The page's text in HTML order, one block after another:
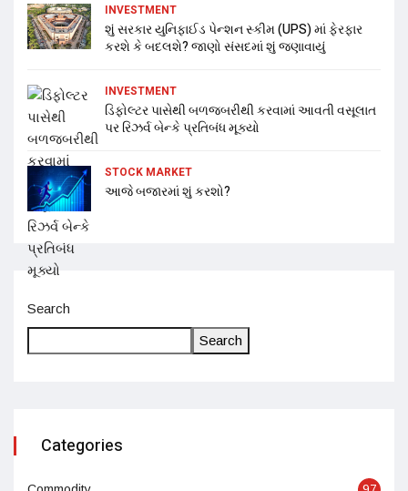
INVESTMENT
શું સરકાર યુનિફાઈડ પેન્શન સ્કીમ (UPS) માં ફેરફાર
કરશે કે બદલશે? જાણો સંસદમાં શું જણાવાયું
INVESTMENT
ડિફોલ્ટર પાસેથી બળજબરીથી કરવામાં આવતી વસૂલાત
પર રિઝર્વ બેન્કે પ્રતિબંધ મૂક્યો
STOCK MARKET
આજે બજારમાં શું કરશો?
Search
Search
Categories